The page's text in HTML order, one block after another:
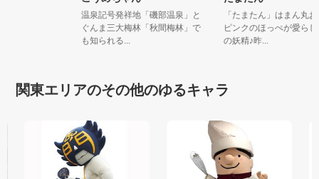
温泉記号発祥地「磯部温泉」と
ぐんま三大梅林「秋間梅林」で
も知られる...
「たまたん」はまん丸
ピンクのほっぺが愛ら
の妖精♪昨...
関東エリアのその他のゆるキャラ